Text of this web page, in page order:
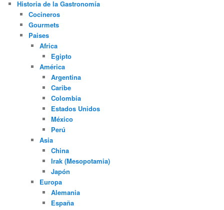
Historia de la Gastronomía
Cocineros
Gourmets
Paises
Africa
Egipto
América
Argentina
Caribe
Colombia
Estados Unidos
México
Perú
Asia
China
Irak (Mesopotamia)
Japón
Europa
Alemania
España